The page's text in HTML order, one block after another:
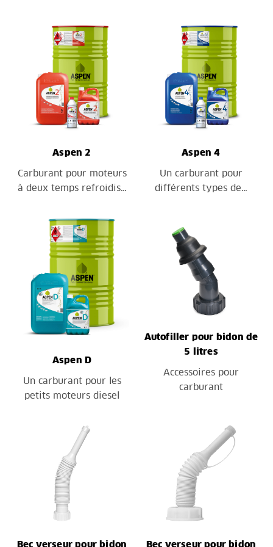
Aspen 2
Carburant pour moteurs
à deux temps refroidis…
Aspen 4
Un carburant pour
différents types de…
Aspen D
Un carburant pour les
petits moteurs diesel
Autofiller pour bidon de
5 litres
Accessoires pour
carburant
Bec verseur pour bidon Bec verseur pour bidon